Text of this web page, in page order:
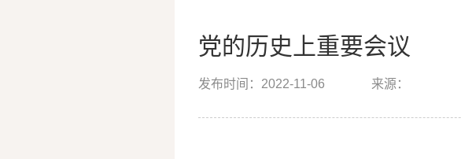
党的历史上重要会议
发布时间： 2022-11-06 来源：